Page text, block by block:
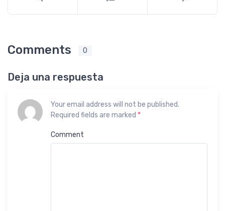
Comments 0
Deja una respuesta
Your email address will not be published.
Required fields are marked *
Comment